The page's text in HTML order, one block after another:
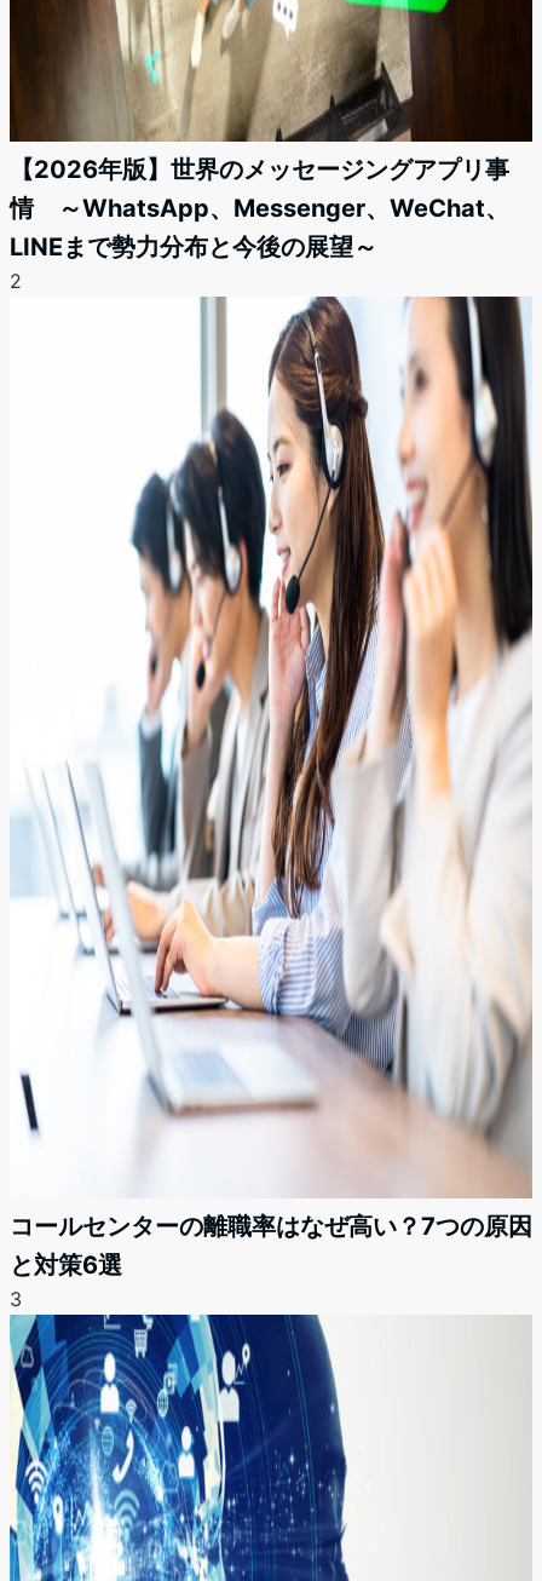
【2026年版】世界のメッセージングアプリ事
情 ～WhatsApp、Messenger、WeChat、
LINEまで勢力分布と今後の展望～
2
コールセンターの離職率はなぜ高い？7つの原因
と対策6選
3